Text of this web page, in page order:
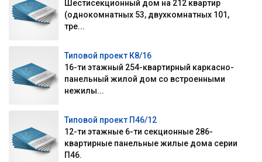
Шестисекционный дом на 212 квартир
(однокомнатных 53, двухкомнатных 101,
тре...
Типовой проект К8/16
16-ти этажный 254-квартирный каркасно-
панельный жилой дом со встроенными
нежилы...
Типовой проект П46/12
12-ти этажные 6-ти секционные 286-
квартирные панельные жилые дома серии
П46.